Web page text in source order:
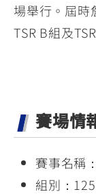
場舉行。屆時
TSR B組及
賽場情
賽事名稱
組別：